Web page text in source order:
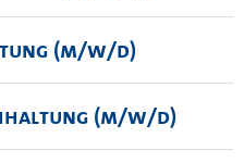
(m/w/d)
(m/w/d)